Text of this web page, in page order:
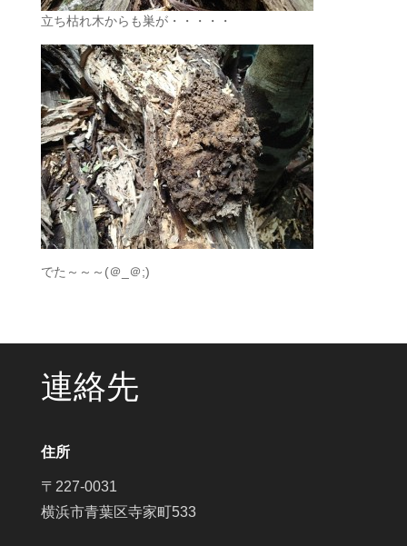
立ち枯れ木からも巣が・・・・・
でた～～～(＠_＠;)
連絡先
住所
〒227-0031
横浜市青葉区寺家町533